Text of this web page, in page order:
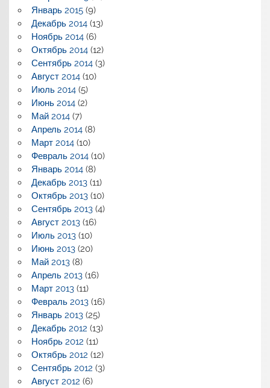
Январь 2015(9)
Декабрь 2014(13)
Ноябрь 2014(6)
Октябрь 2014(12)
Сентябрь 2014(3)
Август 2014(10)
Июль 2014(5)
Июнь 2014(2)
Май 2014(7)
Апрель 2014(8)
Март 2014(10)
Февраль 2014(10)
Январь 2014(8)
Декабрь 2013(11)
Октябрь 2013(10)
Сентябрь 2013(4)
Август 2013(16)
Июль 2013(10)
Июнь 2013(20)
Май 2013(8)
Апрель 2013(16)
Март 2013(11)
Февраль 2013(16)
Январь 2013(25)
Декабрь 2012 (13)
Ноябрь 2012 (11)
Октябрь 2012 (12)
Сентябрь 2012 (3)
Август 2012 (6)